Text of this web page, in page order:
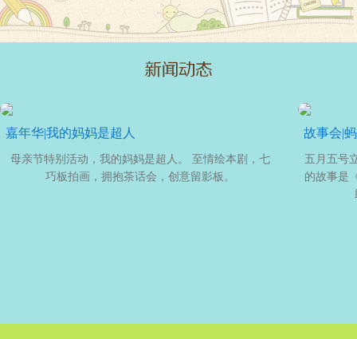
嘉年华|我的妈妈是超人
母亲节特别活动，我的妈妈是超人。 至情绘本剧，七
巧板拍画，拥抱茶话会，创意留影板。
故事会|
五月五号
的故事是